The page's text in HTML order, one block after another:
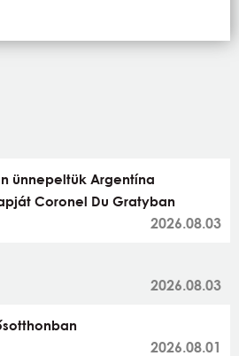
ünnepeltük Argentína
Coronel Du Gratyban
2026.08.03
2026.08.03
2026.08.01